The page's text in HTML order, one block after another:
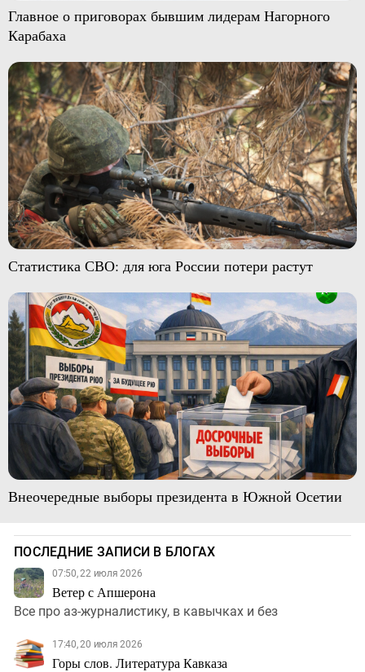
Главное о приговорах бывшим лидерам Нагорного
Карабаха
Статистика СВО: для юга России потери растут
Внеочередные выборы президента в Южной Осетии
ПОСЛЕДНИЕ ЗАПИСИ В БЛОГАХ
07:50, 22 июля 2026
Ветер с Апшерона
Все про аз-журналистику, в кавычках и без
17:40, 20 июля 2026
Горы слов. Литература Кавказа